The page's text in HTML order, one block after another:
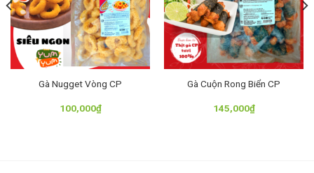
Gà Nugget Vòng CP
100,000₫
Gà Cuộn Rong Biển CP
145,000₫